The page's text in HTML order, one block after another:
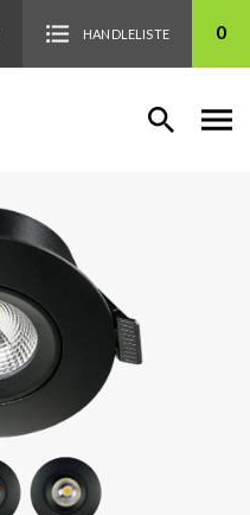
HANDLELISTE 0